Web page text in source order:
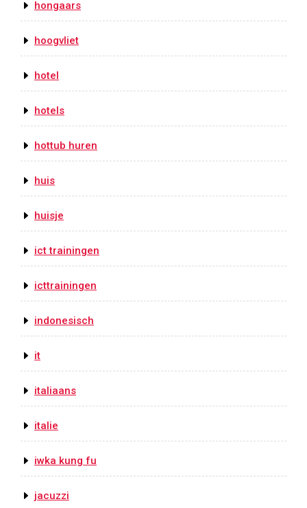
hongaars
hoogvliet
hotel
hotels
hottub huren
huis
huisje
ict trainingen
icttrainingen
indonesisch
it
italiaans
italie
iwka kung fu
jacuzzi